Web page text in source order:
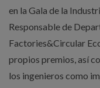
en la Gala de la
Responsable de
Factories&Circular
propios premios, así
los ingenieros como